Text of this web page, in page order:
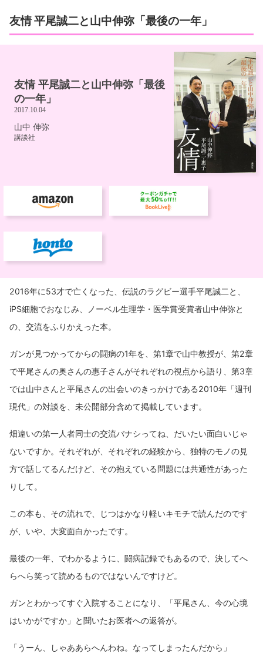
友情 平尾誠二と山中伸弥「最後の一年」
2016年に53才で亡くなった、伝説のラグビー選手平尾誠二と、
iPS細胞でおなじみ、ノーベル生理学・医学賞受賞者山中伸弥と
の、交流をふりかえった本。
ガンが見つかってからの闘病の1年を、第1章で山中教授が、第2章
で平尾さんの奥さんの惠子さんがそれぞれの視点から語り、第3章
では山中さんと平尾さんの出会いのきっかけである2010年「週刊
現代」の対談を、未公開部分含めて掲載しています。
畑違いの第一人者同士の交流バナシってね、だいたい面白いじゃ
ないですか。それぞれが、それぞれの経験から、独特のモノの見
方で話してるんだけど、その抱えている問題には共通性があった
りして。
この本も、その流れで、じつはかなり軽いキモチで読んだのです
が、いや、大変面白かったです。
最後の一年、でわかるように、闘病記録でもあるので、決してへ
らへら笑って読めるものではないんですけど。
ガンとわかってすぐ入院することになり、「平尾さん、今の心境
はいかがですか」と聞いたお医者への返答が。
「うーん、しゃああらへんわね。なってしまったんだから」